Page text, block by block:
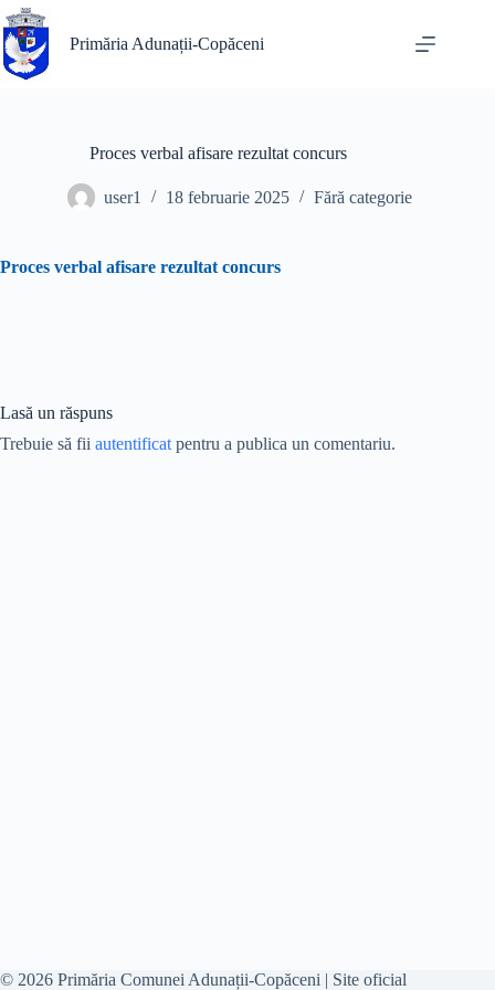
Sari
la
conținut
Primăria Adunații-Copăceni
Proces verbal afisare rezultat concurs
user1 18 februarie 2025 Fără categorie
Proces verbal afisare rezultat concurs
Lasă un răspuns
Trebuie să fii autentificat pentru a publica un comentariu.
© 2026 Primăria Comunei Adunații-Copăceni | Site oficial